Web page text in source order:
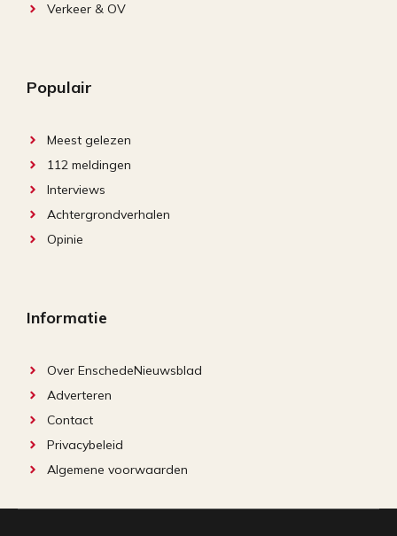
Verkeer & OV
Populair
Meest gelezen
112 meldingen
Interviews
Achtergrondverhalen
Opinie
Informatie
Over EnschedeNieuwsblad
Adverteren
Contact
Privacybeleid
Algemene voorwaarden